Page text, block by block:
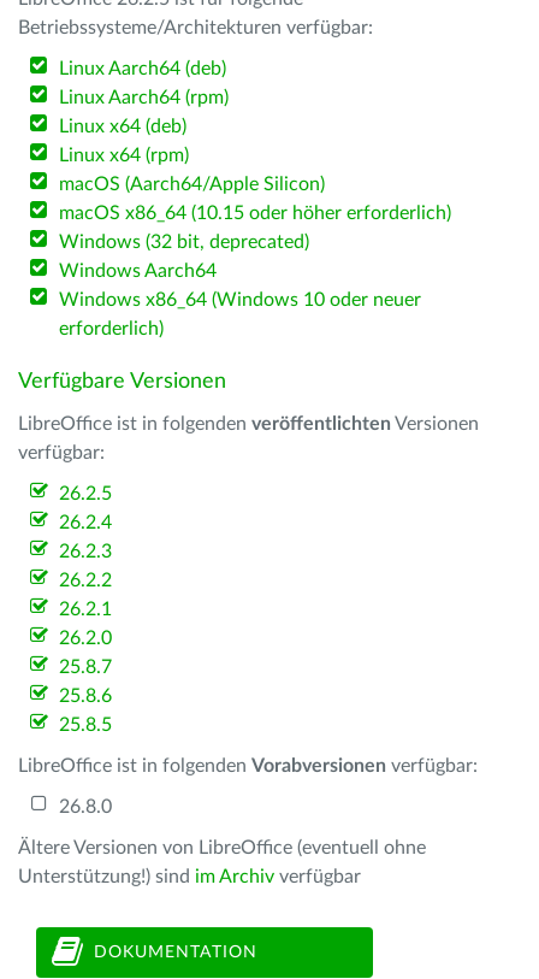
Betriebssysteme/Architekturen verfügbar:
Linux Aarch64 (deb)
Linux Aarch64 (rpm)
Linux x64 (deb)
Linux x64 (rpm)
macOS (Aarch64/Apple Silicon)
macOS x86_64 (10.15 oder höher erforderlich)
Windows (32 bit, deprecated)
Windows Aarch64
Windows x86_64 (Windows 10 oder neuer
erforderlich)
Verfügbare Versionen
LibreOffice ist in folgenden veröffentlichten Versionen
verfügbar:
26.2.5
26.2.4
26.2.3
26.2.2
26.2.1
26.2.0
25.8.7
25.8.6
25.8.5
LibreOffice ist in folgenden Vorabversionen verfügbar:
26.8.0
Ältere Versionen von LibreOffice (eventuell ohne
Unterstützung!) sind im Archiv verfügbar
DOKUMENTATION